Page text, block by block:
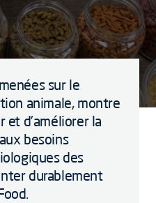
sur le
animale, montre
et d’améliorer la
besoins
des
durablement